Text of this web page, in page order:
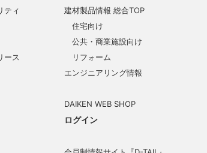
ティ
ース
建材製品情報 総合TOP
住宅向け
公共・商業施設向け
リフォーム
エンジニアリング情報
DAIKEN WEB SHOP
ログイン